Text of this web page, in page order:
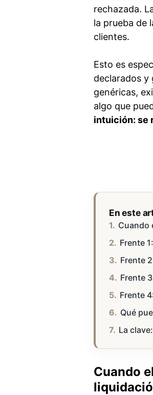
rechazada.
la prueba de
clientes.
Esto es
declarados y
genéricas,
algo que
intuición: se
En este
Cuando
Frente
Frente
Frente
Frente
Qué
La
Cuando